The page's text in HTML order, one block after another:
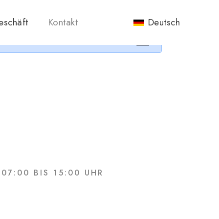
Kontakt Deutsch
07:00 BIS 15:00 UHR